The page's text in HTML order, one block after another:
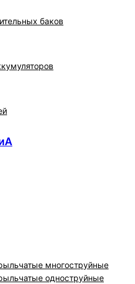
баков
многоструйные
одноструйные